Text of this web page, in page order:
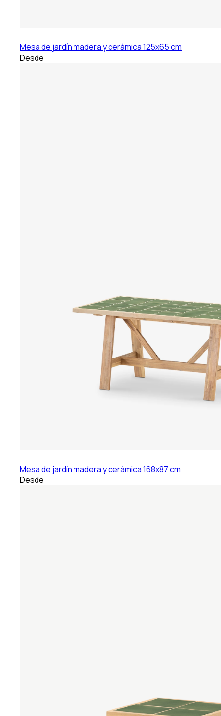
Mesa de jardín madera y cerámica 125x65 cm
Desde
Mesa de jardín madera y cerámica 168x87 cm
Desde